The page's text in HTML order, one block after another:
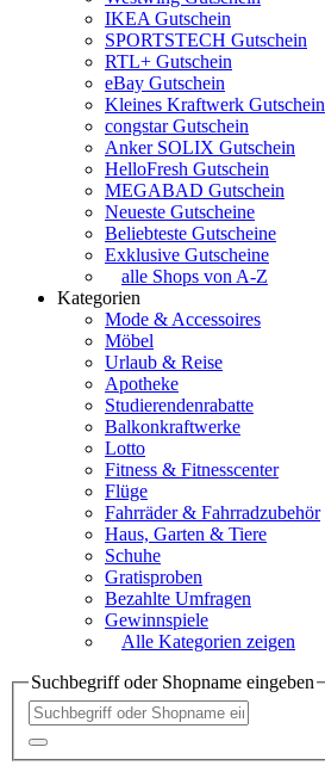
IKEA Gutschein
SPORTSTECH Gutschein
RTL+ Gutschein
eBay Gutschein
Kleines Kraftwerk Gutschein
congstar Gutschein
Anker SOLIX Gutschein
HelloFresh Gutschein
MEGABAD Gutschein
Neueste Gutscheine
Beliebteste Gutscheine
Exklusive Gutscheine
alle Shops von A-Z
Kategorien
Mode & Accessoires
Möbel
Urlaub & Reise
Apotheke
Studierendenrabatte
Balkonkraftwerke
Lotto
Fitness & Fitnesscenter
Flüge
Fahrräder & Fahrradzubehör
Haus, Garten & Tiere
Schuhe
Gratisproben
Bezahlte Umfragen
Gewinnspiele
Alle Kategorien zeigen
Suchbegriff oder Shopname eingeben